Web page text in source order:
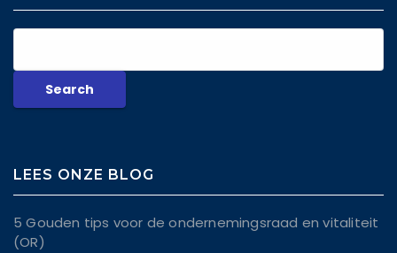
LEES ONZE BLOG
5 Gouden tips voor de ondernemingsraad en vitaliteit
(OR)